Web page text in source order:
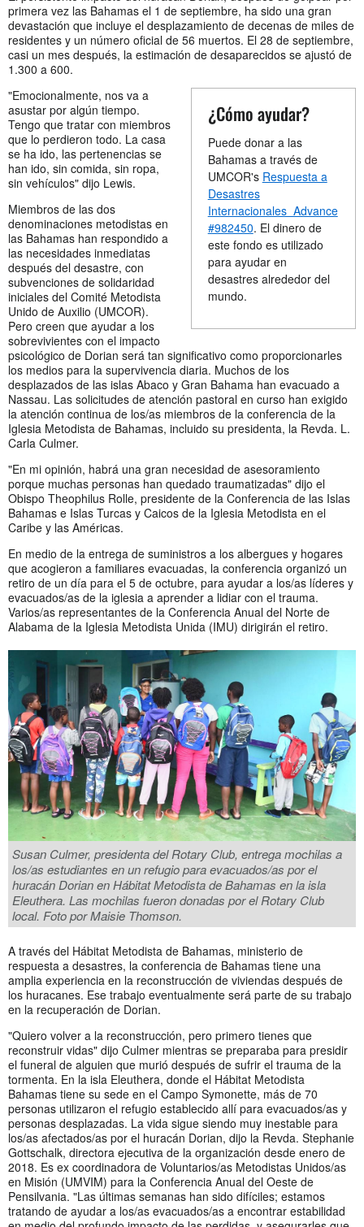
primera vez las Bahamas el 1 de septiembre, ha sido una gran
devastación que incluye el desplazamiento de decenas de miles de
residentes y un número oficial de 56 muertos. El 28 de septiembre,
casi un mes después, la estimación de desaparecidos se ajustó de
1.300 a 600.
¿Cómo ayudar?
Puede donar a las
Bahamas a través de
UMCOR's Respuesta a
Desastres
Internacionales Advance
#982450. El dinero de
este fondo es utilizado
para ayudar en
desastres alrededor del
mundo.
"Emocionalmente, nos va a
asustar por algún tiempo.
Tengo que tratar con miembros
que lo perdieron todo. La casa
se ha ido, las pertenencias se
han ido, sin comida, sin ropa,
sin vehículos" dijo Lewis.
Miembros de las dos
denominaciones metodistas en
las Bahamas han respondido a
las necesidades inmediatas
después del desastre, con
subvenciones de solidaridad
iniciales del Comité Metodista
Unido de Auxilio (UMCOR).
Pero creen que ayudar a los
sobrevivientes con el impacto
psicológico de Dorian será tan significativo como proporcionarles
los medios para la supervivencia diaria. Muchos de los
desplazados de las islas Abaco y Gran Bahama han evacuado a
Nassau. Las solicitudes de atención pastoral en curso han exigido
la atención continua de los/as miembros de la conferencia de la
Iglesia Metodista de Bahamas, incluido su presidenta, la Revda. L.
Carla Culmer.
"En mi opinión, habrá una gran necesidad de asesoramiento
porque muchas personas han quedado traumatizadas" dijo el
Obispo Theophilus Rolle, presidente de la Conferencia de las Islas
Bahamas e Islas Turcas y Caicos de la Iglesia Metodista en el
Caribe y las Américas.
En medio de la entrega de suministros a los albergues y hogares
que acogieron a familiares evacuadas, la conferencia organizó un
retiro de un día para el 5 de octubre, para ayudar a los/as líderes y
evacuados/as de la iglesia a aprender a lidiar con el trauma.
Varios/as representantes de la Conferencia Anual del Norte de
Alabama de la Iglesia Metodista Unida (IMU) dirigirán el retiro.
Susan Culmer, presidenta del Rotary Club, entrega mochilas a
los/as estudiantes en un refugio para evacuados/as por el
huracán Dorian en Hábitat Metodista de Bahamas en la isla
Eleuthera. Las mochilas fueron donadas por el Rotary Club
local. Foto por Maisie Thomson.
A través del Hábitat Metodista de Bahamas, ministerio de
respuesta a desastres, la conferencia de Bahamas tiene una
amplia experiencia en la reconstrucción de viviendas después de
los huracanes. Ese trabajo eventualmente será parte de su trabajo
en la recuperación de Dorian.
"Quiero volver a la reconstrucción, pero primero tienes que
reconstruir vidas" dijo Culmer mientras se preparaba para presidir
el funeral de alguien que murió después de sufrir el trauma de la
tormenta. En la isla Eleuthera, donde el Hábitat Metodista
Bahamas tiene su sede en el Campo Symonette, más de 70
personas utilizaron el refugio establecido allí para evacuados/as y
personas desplazadas. La vida sigue siendo muy inestable para
los/as afectados/as por el huracán Dorian, dijo la Revda. Stephanie
Gottschalk, directora ejecutiva de la organización desde enero de
2018. Es ex coordinadora de Voluntarios/as Metodistas Unidos/as
en Misión (UMVIM) para la Conferencia Anual del Oeste de
Pensilvania. "Las últimas semanas han sido difíciles; estamos
tratando de ayudar a los/as evacuados/as a encontrar estabilidad